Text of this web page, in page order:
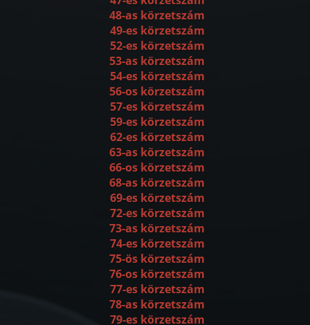
48-as körzetszám
49-es körzetszám
52-es körzetszám
53-as körzetszám
54-es körzetszám
56-os körzetszám
57-es körzetszám
59-es körzetszám
62-es körzetszám
63-as körzetszám
66-os körzetszám
68-as körzetszám
69-es körzetszám
72-es körzetszám
73-as körzetszám
74-es körzetszám
75-ös körzetszám
76-os körzetszám
77-es körzetszám
78-as körzetszám
79-es körzetszám